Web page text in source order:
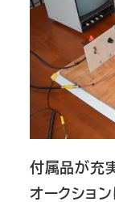
付属品が充
オークショ